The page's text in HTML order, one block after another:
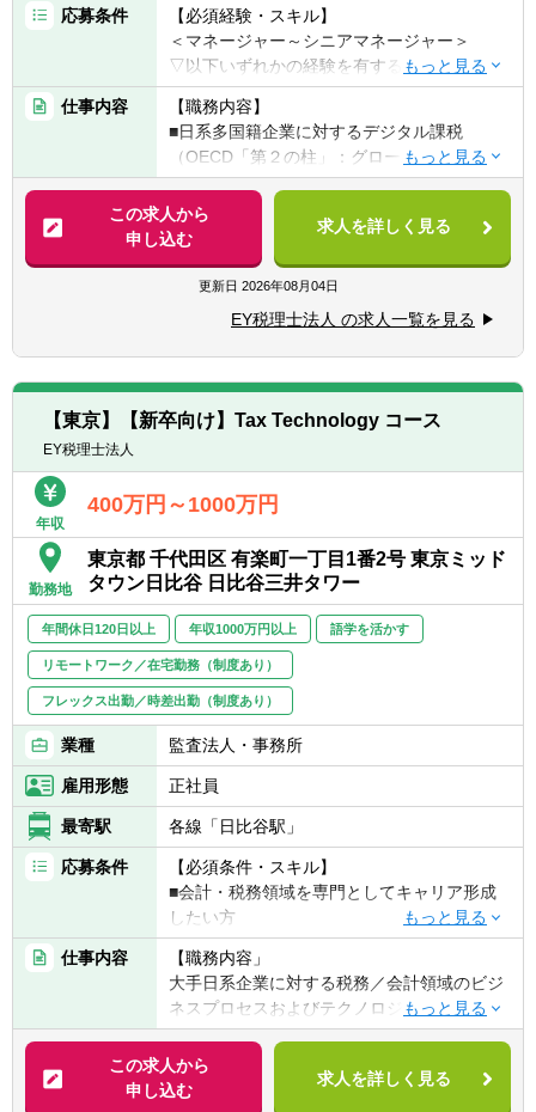
応募条件
【必須経験・スキル】
＜マネージャー～シニアマネージャー＞
▽以下いずれかの経験を有する方
■会計事務所もしくは上場企業経理部での3年
以上の会計・税務実務経験または上場企業に
対する3年以上の各種アドバイザリー経験
■コンサルまたはPMOの実務経験3年以上
＜シニア～スタッフ＞
■変化を厭わず貪欲に成長を望まれる方
■英語習得に対する意欲があること
【歓迎経験・スキル】
海外留学、海外勤務経験
■英語：TOEIC800点以上
■Microsoft Excel/Word/PowerPointの使用経
■Microsoft Excel関数やマクロなどの経験があ
れば尚可
＜シニア～スタッフ
■会計事務所または上場企業経理部での会
計・税務実務経験
■会計・税務、またはPMO関連業務にご興味
がある方（関連業務の経験は不問）
■基本的な会計または税務に関する知識があ
ること
■コンサルまたはPMOの実務経験
■英語力があれば尚可
■デジタルリテラシーが高い方
■Microsoft Excel/Word/PowerPointの使用経
験
■Microsoft Excel関数やマクロなどの経験があ
れば尚可
仕事内容
【職務内容】
■日系多国籍企業に対するデジタル課税
（OECD「第２の柱」：グローバル・ミニマ
ム課税）を始めとする新国際課税制度に関す
る税務コンサルティングおよびコンプライア
ンス業務
■日系多国籍企業に対するグローバル税務管
理体制構築支援業務
■外資系及び日系多国籍業に対する税務コン
サルティングおよびコンプライアンス業務
（希望に応じて）
【具体的には】
■新国際課税制度に関する影響度調査、業務
の申告書作成支援
■グローバル税務管理体制構築および運用支
援
■外資系及び日系多国籍企業に対する税務申
告書作成支援及びコンサルティング業務（希
望に応じて）
■上記全てに関連するテクノロジー実装支
援、海外とのコミュニケーションおよび管
理・運営業務（プロジェクトマネジメント）
この求人から
申し込む
求人を詳しく見る
更新日 2026年08月04日
EY税理士法人 の求人一覧を見る
【東京】【新卒向け】Tax Technology コース
EY税理士法人
年収
400万円～1000万円
勤務地
東京都 千代田区 有楽町一丁目1番2号 東京ミッド
タウン日比谷 日比谷三井タワー
年間休日120日以上 年収1000万円以上 語学を活かす
リモートワーク／在宅勤務（制度あり）
フレックス出勤／時差出勤（制度あり）
業種 監査法人・事務所
雇用形態 正社員
最寄駅 各線「日比谷駅」
応募条件
【必須条件・スキル】
■会計・税務領域を専門としてキャリア形成
したい方
■ITスキルに興味・関心がある方
【歓迎条件・スキル】
■公認会計士試験の受験経験がある方
■会計事務所・税理士法人等でのインターン
経験がある方
■英語でのコミュニケーションに自信がある
仕事内容
【職務内容」
大手日系企業に対する税務／会計領域のビジ
ネスプロセスおよびテクノロジーコンサルテ
ィング
【具体的には】
この求人から
申し込む
求人を詳しく見る